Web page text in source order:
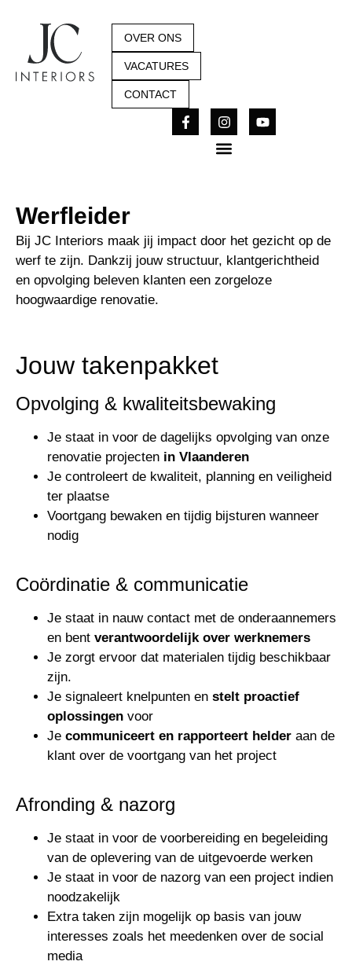
OVER ONS
VACATURES
CONTACT
Werfleider
Bij JC Interiors maak jij impact door het gezicht op de
werf te zijn. Dankzij jouw structuur, klantgerichtheid
en opvolging beleven klanten een zorgeloze
hoogwaardige renovatie.
Jouw takenpakket
Opvolging & kwaliteitsbewaking
Je staat in voor de dagelijks opvolging van onze
renovatie projecten in Vlaanderen
Je controleert de kwaliteit, planning en veiligheid
ter plaatse
Voortgang bewaken en tijdig bijsturen wanneer
nodig
Coördinatie & communicatie
Je staat in nauw contact met de onderaannemers
en bent verantwoordelijk over werknemers
Je zorgt ervoor dat materialen tijdig beschikbaar
zijn.
Je signaleert knelpunten en stelt proactief
oplossingen voor
Je communiceert en rapporteert helder aan de
klant over de voortgang van het project
Afronding & nazorg
Je staat in voor de voorbereiding en begeleiding
van de oplevering van de uitgevoerde werken
Je staat in voor de nazorg van een project indien
noodzakelijk
Extra taken zijn mogelijk op basis van jouw
interesses zoals het meedenken over de social
media